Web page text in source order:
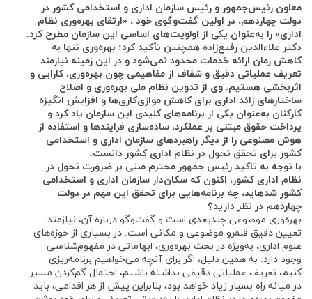
معاون رئیس‌جمهور و رئیس سازمان اداری و استخدامی کشور در
دولت چهاردهم، در اولین گفت‌وگوی خود ، «ارتقای بهره‌وری نظام
اداری» را به‌عنوان یکی از اولویت‌های اساسی این سازمان مطرح کرد.
دکتر علاءالدین رفیع‌زاده همچنین تأکید کرد: بهره‌وری تنها به
کاهش زمان ارائه خدمات محدود نمی‌شود و در این زمینه نیازمند
تعریف عملیاتی دقیق و شفاف از مفاهیمی چون بهره‌وری، کارایی و
اثربخشی هستیم. وی از تدوین نظام ملی بهره‌وری و اصلاح
ساختارهای زائد اداری برای کاهش موازی‌کاری‌ها و افزایش انگیزه
کارکنان به‌عنوان یکی از برنامه‌های کلیدی این سازمان یاد کرد و
پرداخت حقوق مبتنی بر عملکرد، ساده‌سازی فرایندها و استفاده از
هوش مصنوعی را از دیگر راهبردهای سازمان اداری و استخدامی
کشور برای تحقق تحول در نظام اداری کشور دانست.
با توجه به تاکید رئیس جمهور محترم مبنی بر ضرورت تحول در
نظام اداری کشور، اکنون که سکان‌دار سازمان اداری و استخدامی
کشور شده‏اید، چه برنامه‌هایی برای تحقق این مهم در دولت
چهاردهم در نظر دارید؟
بهره‌وری موضوعی چندبعدی است و گفت‌وگو درباره آن، نیازمند
تعیین دقیق قلمرو موضوعی و مکانی است. در بسیاری از حوزه‌های
علوم اداری، به‌ویژه در بحث بهره‌وری، ابهاماتی در مفهوم‌شناسی
وجود دارد. به همین دلیل، اگر برای آنچه می‌خواهیم برنامه‌ریزی
کنیم، تعریف عملیاتی دقیقی نداشته باشیم، احتمال گم‌کردن مسیر
در میانه راه بسیار زیاد خواهد بود، بنابراین پیش از هر اقدامی، باید